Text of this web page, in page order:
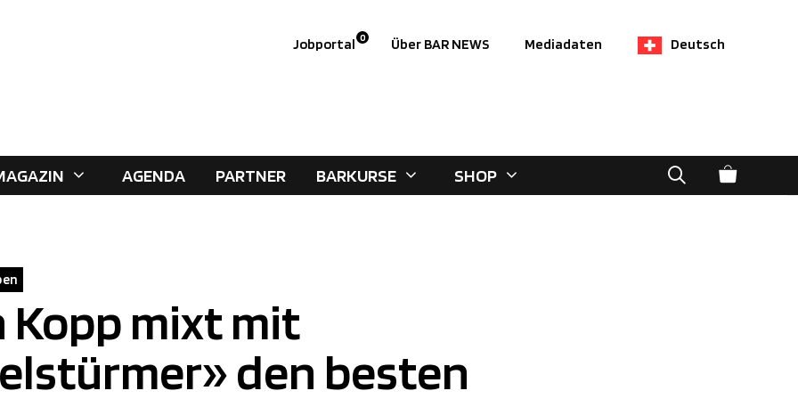
Jobportal 0 Über BAR NEWS Mediadaten Deutsch
AGENDA PARTNER BARKURSE SHOP
Kopp mixt mit
den besten